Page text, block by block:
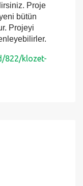
Proje
bütün
Projeyi
822/klozet-